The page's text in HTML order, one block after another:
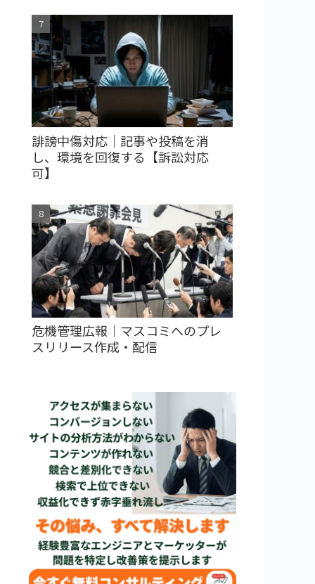
誹謗中傷対応｜記事や投稿を消
し、環境を回復する【訴訟対応
可】
危機管理広報｜マスコミへのプレ
スリリース作成・配信